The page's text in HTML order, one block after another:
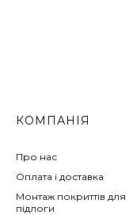
КОМПАНІЯ
Про нас
Оплата і доставка
Монтаж покриттів для
підлоги